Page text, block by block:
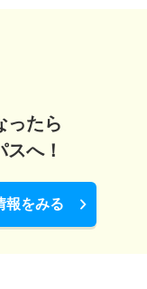
ったら
へ！
報をみる